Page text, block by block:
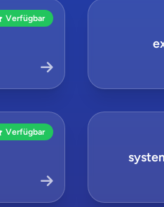
Verfügbar
Verfügbar